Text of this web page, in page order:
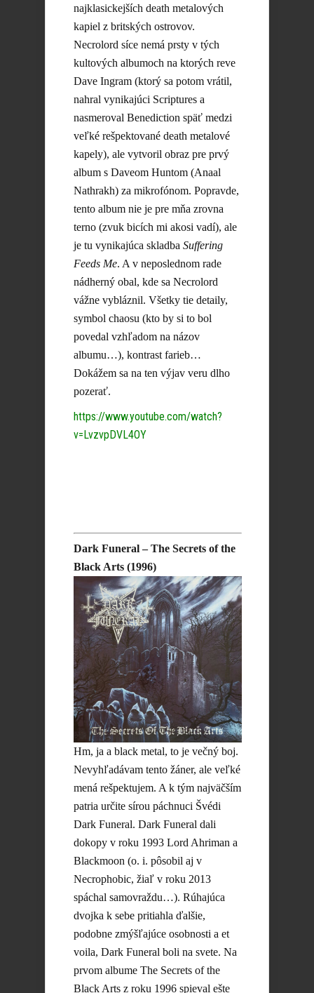
najklasickejších death metalových
kapiel z britských ostrovov.
Necrolord síce nemá prsty v tých
kultových albumoch na ktorých reve
Dave Ingram (ktorý sa potom vrátil,
nahral vynikajúci Scriptures a
nasmeroval Benediction späť medzi
veľké rešpektované death metalové
kapely), ale vytvoril obraz pre prvý
album s Daveom Huntom (Anaal
Nathrakh) za mikrofónom. Popravde,
tento album nie je pre mňa zrovna
terno (zvuk bicích mi akosi vadí), ale
je tu vynikajúca skladba Suffering
Feeds Me. A v neposlednom rade
nádherný obal, kde sa Necrolord
vážne vybláznil. Všetky tie detaily,
symbol chaosu (kto by si to bol
povedal vzhľadom na názov
albumu…), kontrast farieb…
Dokážem sa na ten výjav veru dlho
pozerať.
https://www.youtube.com/watch?
v=LvzvpDVL4OY
Dark Funeral – The Secrets of the
Black Arts (1996)
Hm, ja a black metal, to je večný boj.
Nevyhľadávam tento žáner, ale veľké
mená rešpektujem. A k tým najväčším
patria určite sírou páchnuci Švédi
Dark Funeral. Dark Funeral dali
dokopy v roku 1993 Lord Ahriman a
Blackmoon (o. i. pôsobil aj v
Necrophobic, žiaľ v roku 2013
spáchal samovraždu…). Rúhajúca
dvojka k sebe pritiahla ďalšie,
podobne zmýšľajúce osobnosti a et
voila, Dark Funeral boli na svete. Na
prvom albume The Secrets of the
Black Arts z roku 1996 spieval ešte